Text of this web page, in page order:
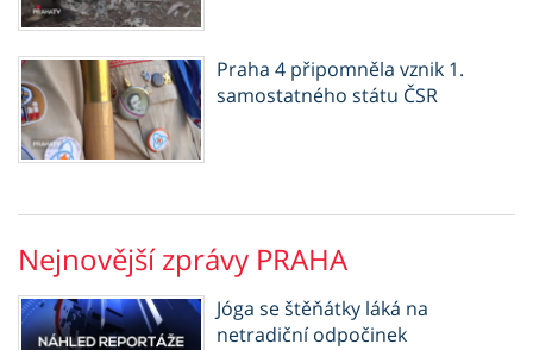
Praha 4 připomněla vznik 1.
samostatného státu ČSR
Nejnovější zprávy PRAHA
Jóga se štěňátky láká na
netradiční odpočinek